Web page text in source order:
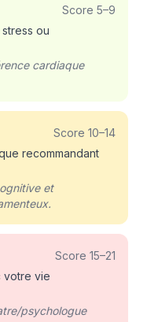
Score 5–9
ou
cardiaque
Score 10–14
recommandant
et
Score 15–21
votre vie
psychologue